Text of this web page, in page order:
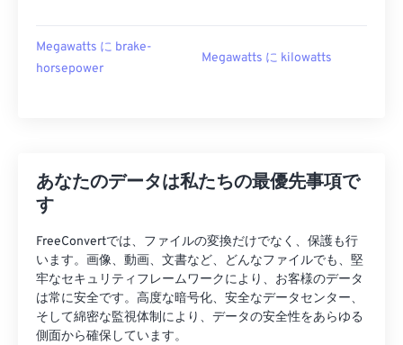
Megawatts に brake-
horsepower
Megawatts に kilowatts
あなたのデータは私たちの最優先事項で
す
FreeConvertでは、ファイルの変換だけでなく、保護も行
います。画像、動画、文書など、どんなファイルでも、堅
牢なセキュリティフレームワークにより、お客様のデータ
は常に安全です。高度な暗号化、安全なデータセンター、
そして綿密な監視体制により、データの安全性をあらゆる
側面から確保しています。